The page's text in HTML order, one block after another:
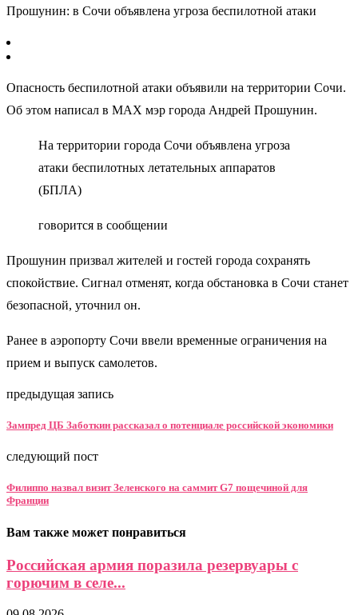
Прошунин: в Сочи объявлена угроза беспилотной атаки
Опасность беспилотной атаки объявили на территории Сочи.
Об этом написал в MAX мэр города Андрей Прошунин.
На территории города Сочи объявлена угроза
атаки беспилотных летательных аппаратов
(БПЛА)
говорится в сообщении
Прошунин призвал жителей и гостей города сохранять
спокойствие. Сигнал отменят, когда обстановка в Сочи станет
безопасной, уточнил он.
Ранее в аэропорту Сочи ввели временные ограничения на
прием и выпуск самолетов.
предыдущая запись
Зампред ЦБ Заботкин рассказал о потенциале российской экономики
следующий пост
Филиппо назвал визит Зеленского на саммит G7 пощечиной для
Франции
Вам также может понравиться
Российская армия поразила резервуары с
горючим в селе...